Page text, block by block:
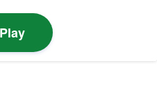
Play